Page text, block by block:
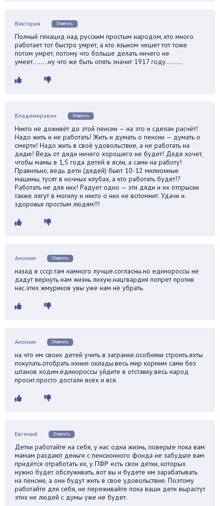
Виктория Ответить
Полный генацид над русским простым народом, кто много
работает тот быстро умрет, а кто языком чешет тот тоже
потом умрет, потому что больше делать ничего не
умеет……..ну что же быть опять значит 1917 году………
Владимирович Ответить
Никто не доживёт до этой пенсии — на это и сделан расчёт!
Надо жить и не работать! Жить и думать о пенсии — думать о
смерти! Надо жить в своё удовольствие, а не работать на
дядю! Ведь от дяди ничего хорошего не будет! Дядя хочет,
чтобы мамы в 1,5 года детей в ясли, а сами на работу!
Правильно, ведь дети (дядей) бьют 10-12 милионные
машины, тусят в ночных клубах, а кто работать будет!?
Работать не для них! Радует одно — эти дяди и их отпрыски
также лягут в могилу и никто о них не вспомнит. Удачи и
здоровья простым людям!!!
Аноним Ответить
назад в ссср.там намного лучше.согласны.но единороссы не
дадут вернуть нам жизнь лихую.нацгвардия попрет против
нас.этих жмуриков увы уже нам не убрать.
Аноним Ответить
на что им своих детей учить в загранке.особняки строить.яхты
покупать.отобрать ихние оклады.весь мир кормим сами без
штанов ходим.единороссы уйдите в отставку.весь народ
просит.просто достали всех и вся.
Евгений Ответить
Детки работайте на себя, у нас одна жизнь, поверьте пока вам
мамам раздают деньги с пенсионного фонда не забудьте вам
придётся отработать их, у ПФР есть свои детки, которых
нужно будет обслуживать, вот вы и будете им зарабатывать
на пенсию, а они будут жить в свое удовольствие. Поэтому
работайте для себя, не переживайте пока ваши дети вырастут
этих не людей с думы уже не будет.